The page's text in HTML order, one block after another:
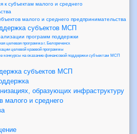
к субъектам малого и среднего
малого и среднего предпринимательства
субъектов МСП
программ поддержки
целевая программа г. Белореченск
целевой краевой программы
конкурсы на оказание финансовой поддержки субъектам МСП
субъектов МСП
образующих инфраструктуру
малого и среднего